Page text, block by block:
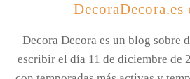
DecoraDecora.es
Decora Decora es un blog sobre
escribir el día 11 de diciembre de